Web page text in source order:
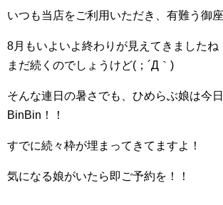
いつも当店をご利用いただき、有難う御座
8月もいよいよ終わりが見えてきましたね
まだ続くのでしょうけど(；´Д｀)
そんな連日の暑さでも、ひめらぶ娘は今
BinBin！！
すでに続々枠が埋まってきてますよ！
気になる娘がいたら即ご予約を！！